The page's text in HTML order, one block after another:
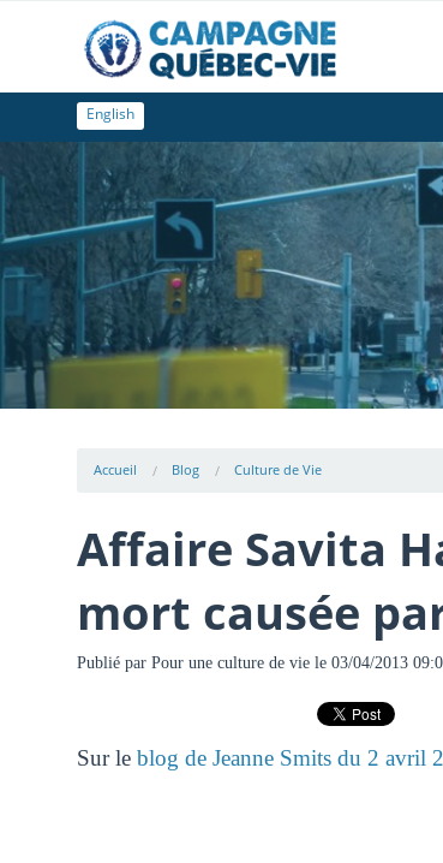
English
Accueil Blog Culture de Vie
Affaire Savita
mort causée
Publié par Pour une culture de viele 03/04/2013
Sur le blog de Jeanne Smits du 2 avril